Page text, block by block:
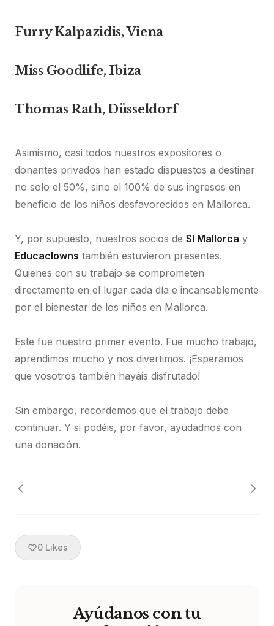
Furry Kalpazidis, Viena
Miss Goodlife, Ibiza
Thomas Rath, Düsseldorf
Asimismo, casi todos nuestros expositores o
donantes privados han estado dispuestos a destinar
no solo el 50%, sino el 100% de sus ingresos en
beneficio de los niños desfavorecidos en Mallorca.
Y, por supuesto, nuestros socios de SI Mallorca y
Educaclowns también estuvieron presentes.
Quienes con su trabajo se comprometen
directamente en el lugar cada día e incansablemente
por el bienestar de los niños en Mallorca.
Este fue nuestro primer evento. Fue mucho trabajo,
aprendimos mucho y nos divertimos. ¡Esperamos
que vosotros también hayáis disfrutado!
Sin embargo, recordemos que el trabajo debe
continuar. Y si podéis, por favor, ayudadnos con
una donación.
0 Likes
Ayúdanos con tu